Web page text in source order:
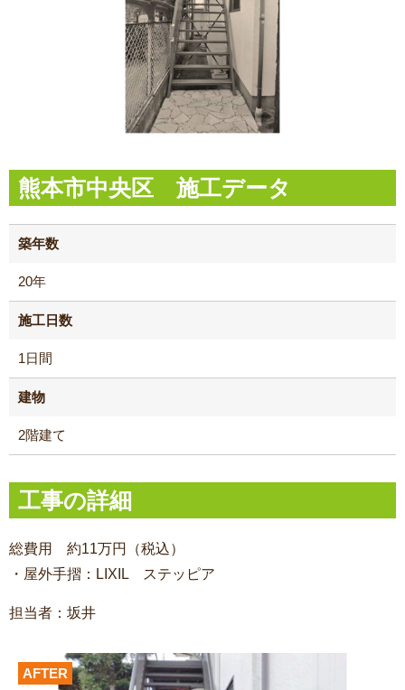
熊本市中央区 施工データ
築年数
20年
施工日数
1日間
建物
2階建て
工事の詳細
総費用 約11万円（税込）
・屋外手摺：LIXIL ステッピア
担当者：坂井
AFTER